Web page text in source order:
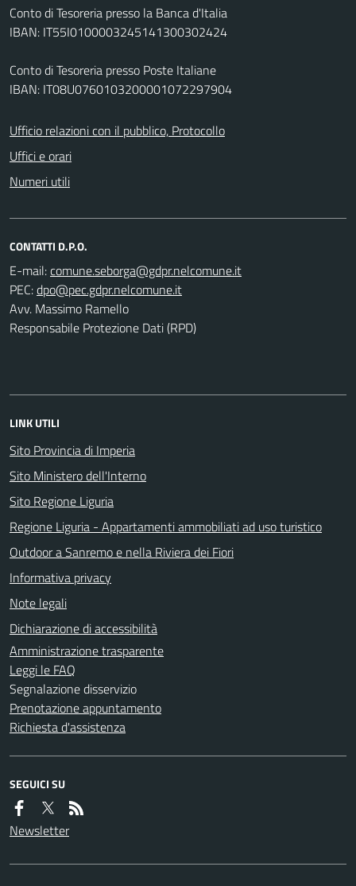
Conto di Tesoreria presso la Banca d'Italia
IBAN: IT55I0100003245141300302424
Conto di Tesoreria presso Poste Italiane
IBAN: IT08U0760103200001072297904
Ufficio relazioni con il pubblico, Protocollo
Uffici e orari
Numeri utili
CONTATTI D.P.O.
E-mail:
PEC:
Avv. Massimo Ramello
Responsabile Protezione Dati (RPD)
LINK UTILI
Sito Provincia di Imperia
Sito Ministero dell'Interno
Sito Regione Liguria
Regione Liguria - Appartamenti ammobiliati ad uso turistico
Outdoor a Sanremo e nella Riviera dei Fiori
Informativa privacy
Note legali
Dichiarazione di accessibilità
Amministrazione trasparente
Leggi le FAQ
Segnalazione disservizio
Prenotazione appuntamento
Richiesta d'assistenza
SEGUICI SU
Newsletter